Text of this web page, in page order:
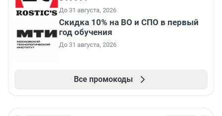
До 31 августа, 2026
Скидка 10% на ВО и СПО в первый
год обучения
До 31 августа, 2026
Все промокоды